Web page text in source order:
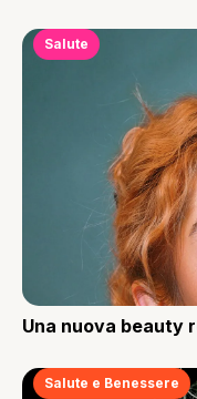
Salute
Una nuova beauty
Salute e Benessere